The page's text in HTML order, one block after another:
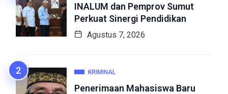
INALUM dan Pemprov Sumut
Perkuat Sinergi Pendidikan
Agustus 7, 2026
KRIMINAL
Penerimaan Mahasiswa Baru